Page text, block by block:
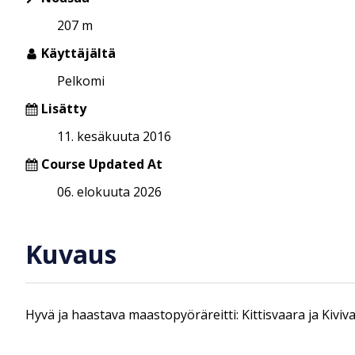
207 m
Käyttäjältä
Pelkomi
Lisätty
11. kesäkuuta 2016
Course Updated At
06. elokuuta 2026
Kuvaus
Hyvä ja haastava maastopyöräreitti: Kittisvaara ja